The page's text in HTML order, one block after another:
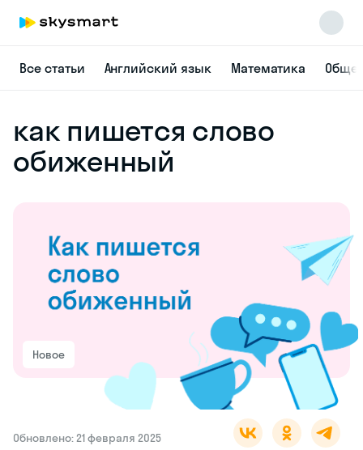
Все статьи Английский язык Математика
как пишется слово
обиженный
Новое
Обновлено: 21 февраля 2025